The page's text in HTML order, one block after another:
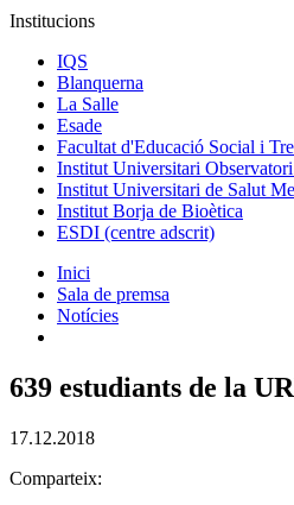
Institucions
IQS
Blanquerna
La Salle
Esade
Facultat d'Educació Social i
Institut Universitari
Institut Universitari de Salut
Institut Borja de Bioètica
ESDI (centre adscrit)
Inici
Sala de premsa
Notícies
639 estudiants de la
17.12.2018
Comparteix: